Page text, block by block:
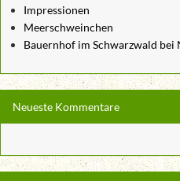
Impressionen
Meerschweinchen
Bauernhof im Schwarzwald bei
Neueste Kommentare